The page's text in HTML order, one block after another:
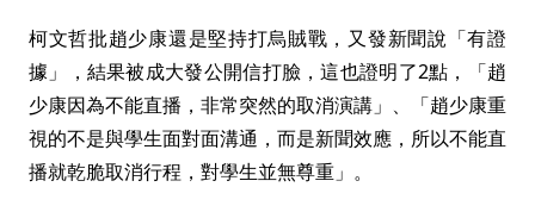
柯文哲批趙少康還是堅持打烏賊戰，又發新聞說「有證
據」，結果被成大發公開信打臉，這也證明了2點，「趙
少康因為不能直播，非常突然的取消演講」、「趙少康重
視的不是與學生面對面溝通，而是新聞效應，所以不能直
播就乾脆取消行程，對學生並無尊重」。